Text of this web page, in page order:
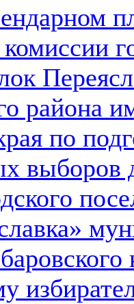
района
по
выборов